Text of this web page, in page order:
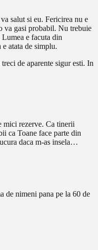
salut si eu. Fericirea nu e
va gasi probabil. Nu trebuie
e facuta din
atata de simplu.
de aparente sigur esti. In
mici rezerve. Ca tinerii
ca Toane face parte din
daca m-as insela…
de nimeni pana pe la 60 de